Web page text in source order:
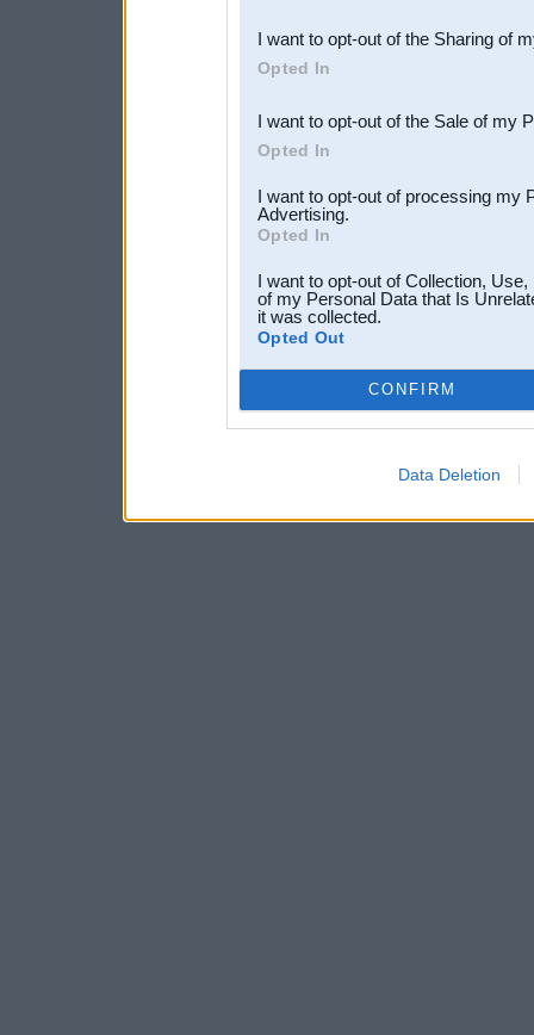
Downstream Participants
third parties.
I want to opt-out of the Sharing of
Opted In
I want to opt-out of the Sale of my
Opted In
I want to opt-out of processing my
Advertising.
Opted In
I want to opt-out of Collection,
of my Personal Data that Is
it was collected.
Opted Out
CONFIRM
Data Deletion